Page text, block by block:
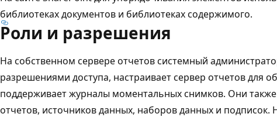
библиотеках документов и библиотеках содержимого.
Роли и разрешения
На собственном сервере отчетов системный
разрешениями доступа, настраивает сервер отчетов для
поддерживает журналы моментальных снимков. Они
отчетов, источников данных, наборов данных и подписок.